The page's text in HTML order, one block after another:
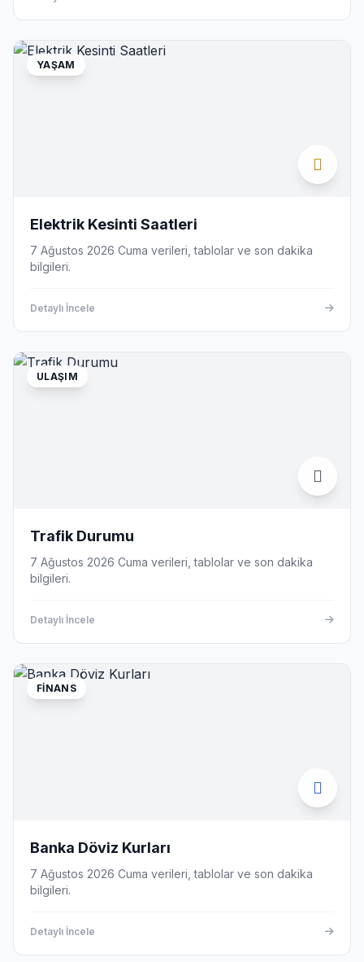
YAŞAM
Elektrik Kesinti Saatleri
7 Ağustos 2026 Cuma verileri, tablolar ve son dakika
bilgileri.
Detaylı İncele
ULAŞIM
Trafik Durumu
7 Ağustos 2026 Cuma verileri, tablolar ve son dakika
bilgileri.
Detaylı İncele
FINANS
Banka Döviz Kurları
7 Ağustos 2026 Cuma verileri, tablolar ve son dakika
bilgileri.
Detaylı İncele